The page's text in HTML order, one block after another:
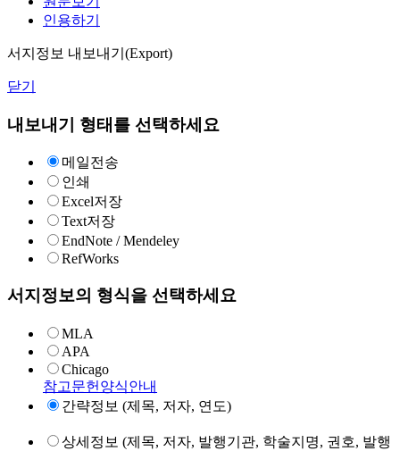
인용하기
서지정보 내보내기(Export)
닫기
내보내기 형태를 선택하세요
메일전송
인쇄
Excel저장
Text저장
EndNote / Mendeley
RefWorks
서지정보의 형식을 선택하세요
MLA
APA
Chicago
참고문헌양식안내
간략정보 (제목, 저자, 연도)
상세정보 (제목, 저자, 발행기관, 학술지명, 권호, 발행